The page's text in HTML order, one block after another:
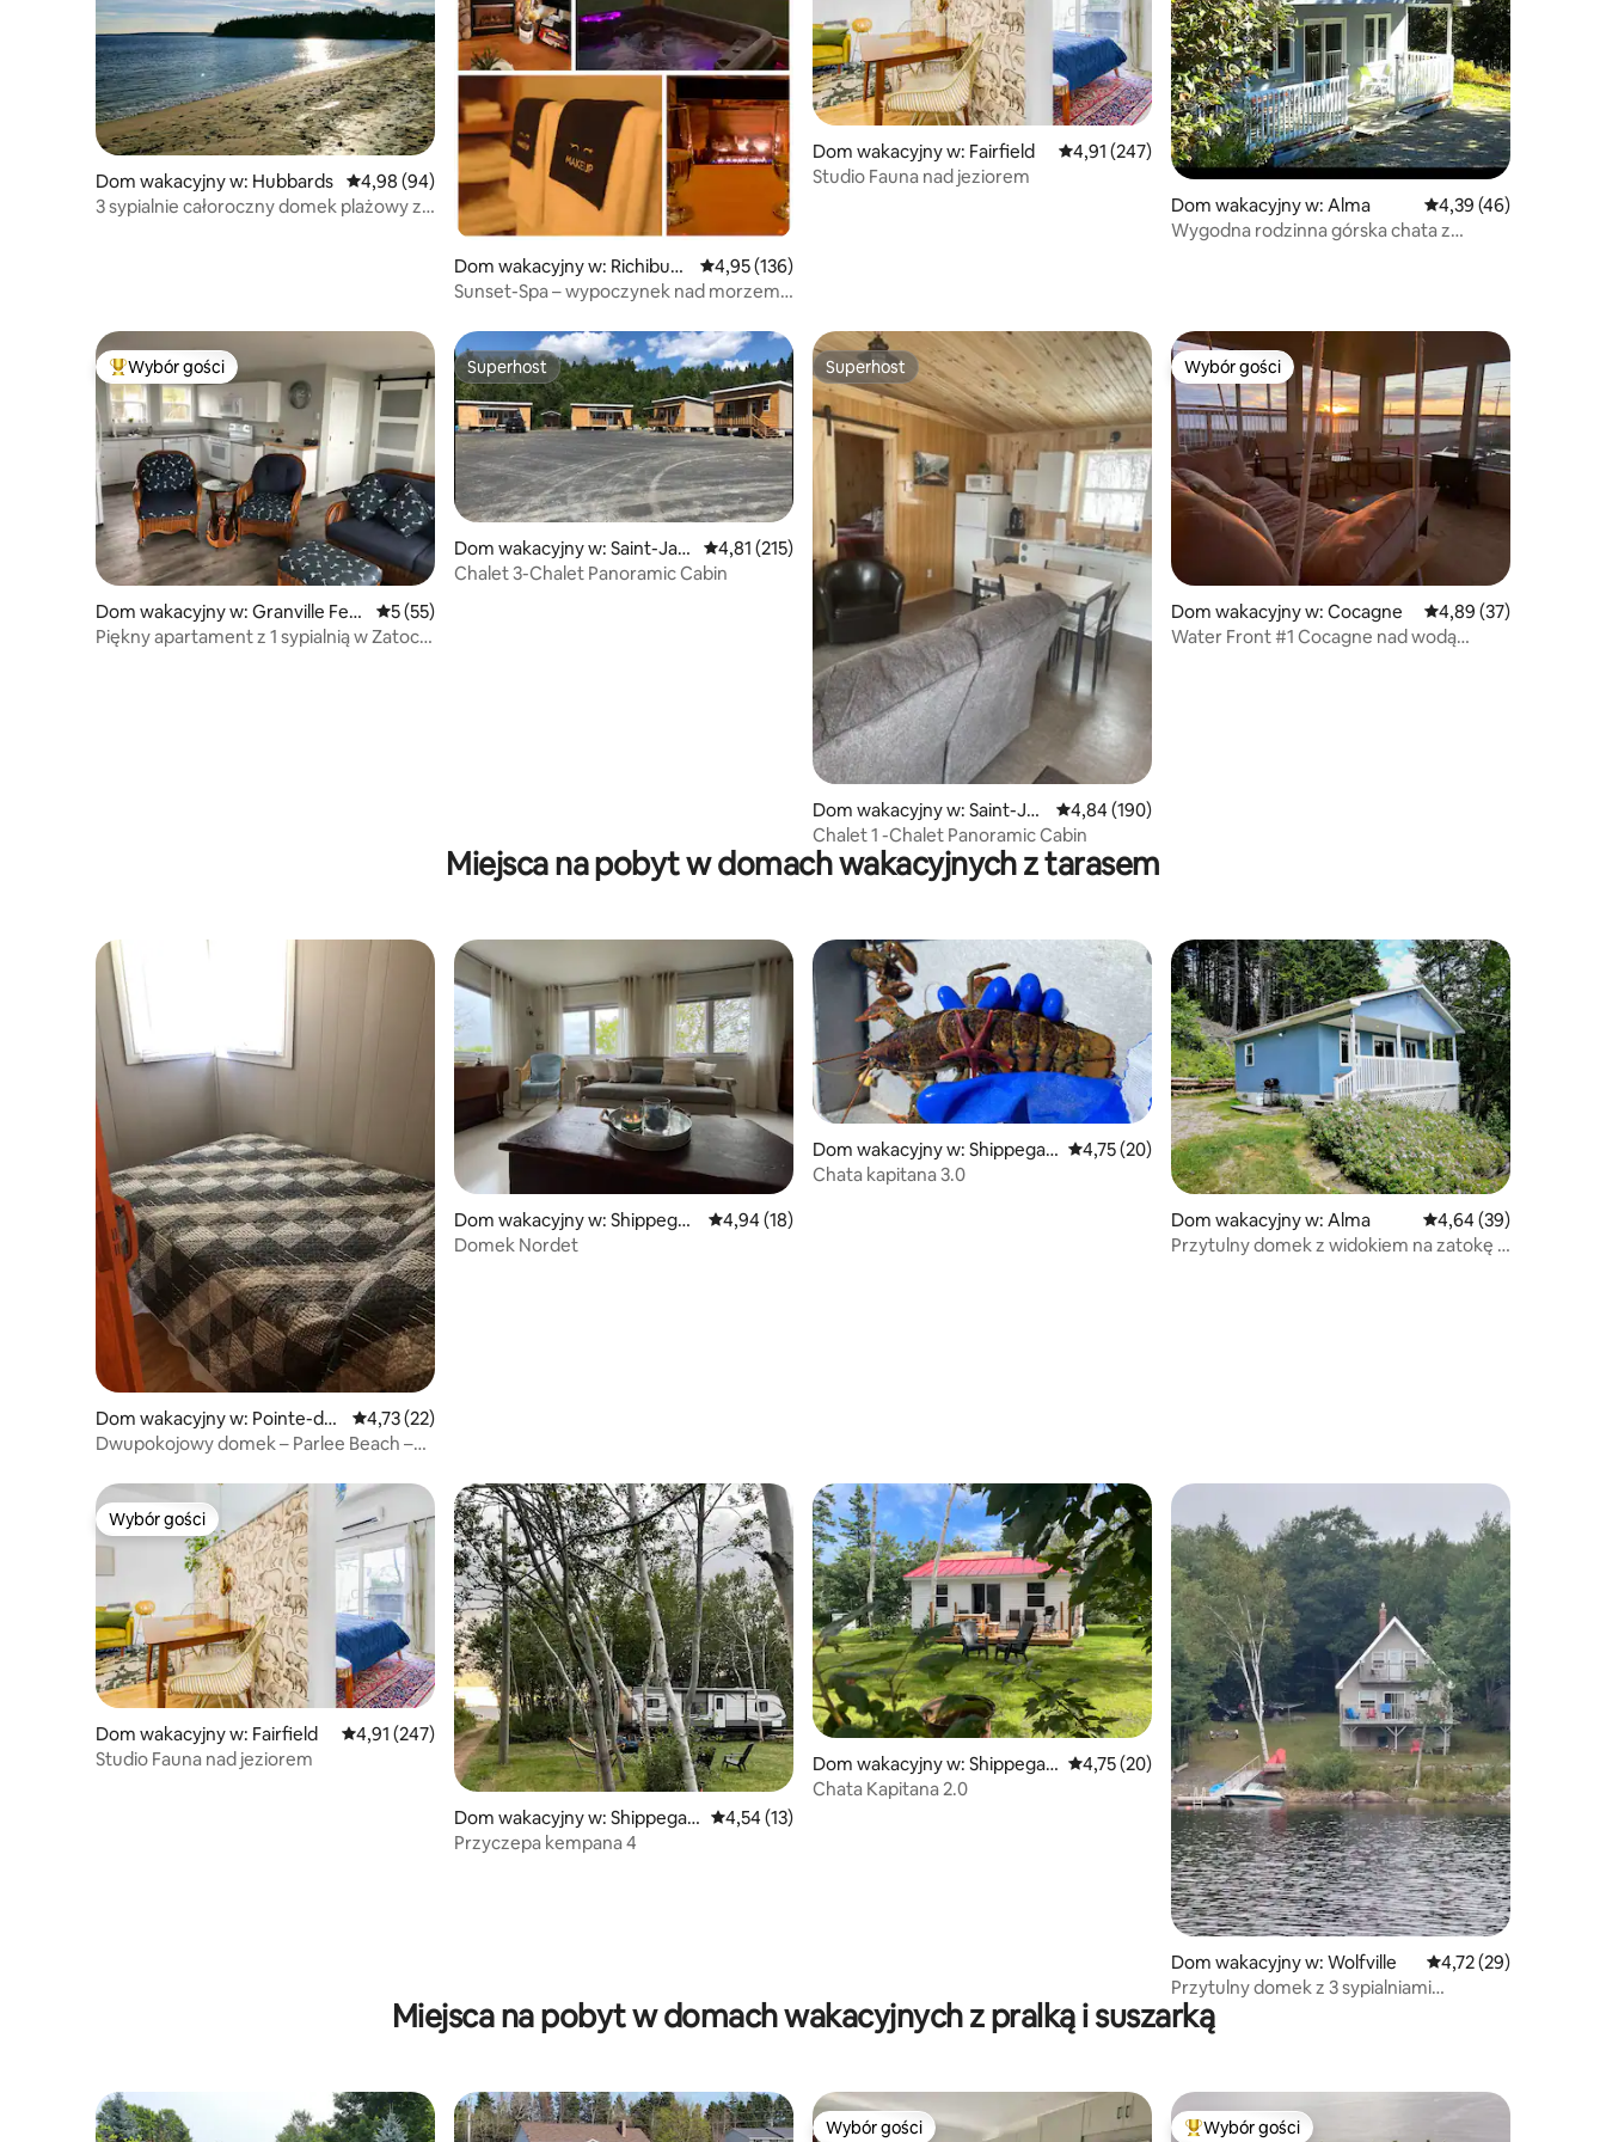
Dom wakacyjny w: Hubbards Średnia ocena: 4,98 na 5, liczba recenzji: 94
4,98 (94)
3 sypialnie całoroczny domek plażowy z
Dom wakacyjny w: Richibuct
o
Średnia ocena: 4,95 na 5, liczba recenzji: 136
4,95 (136)
Sunset-Spa – wypoczynek nad morzem!
Dom wakacyjny w: Fairfield Średnia ocena: 4,91 na 5, liczba recenzji: 247
4,91 (247)
Studio Fauna nad jeziorem
Dom wakacyjny w: Alma
Średnia ocena: 4,39
4,39 (46)
Wygodna rodzinna górska chata z
Najpopularniejsze z kategorii Wybór gości
Wybór gości
Dom wakacyjny w: Granville Ferr
y
Średnia ocena: 5 na 5, liczba recenzji: 55
5 (55)
Piękny apartament z 1 sypialnią w Zatoce
Superhost
Superhost
Dom wakacyjny w: Saint-Jac
ques Parish
Średnia ocena: 4,81 na 5, liczba recenzji: 215
4,81 (215)
Chalet 3-Chalet Panoramic Cabin
Superhost
Superhost
Dom wakacyjny w: Saint-Jac
ques Parish
Średnia ocena: 4,84 na 5, liczba recenzji: 190
4,84 (190)
Chalet 1 -Chalet Panoramic Cabin
Wybór gości
Wybór gości
Dom wakacyjny w: Cocagne Średnia ocena: 4,89
4,89 (37)
Water Front #1 Cocagne nad wodą
Miejsca na pobyt w domach wakacyjnych z tarasem
Dom wakacyjny w: Pointe-du-
Chêne
Średnia ocena: 4,73 na 5, liczba recenzji: 22
4,73 (22)
Dwupokojowy domek – Parlee Beach –
Dom wakacyjny w: Shippegan
Parish
Średnia ocena: 4,94 na 5, liczba recenzji: 18
4,94 (18)
Domek Nordet
Dom wakacyjny w: Shippegan
Parish
Średnia ocena: 4,75 na 5, liczba recenzji: 20
4,75 (20)
Chata kapitana 3.0
Dom wakacyjny w: Alma
Średnia ocena: 4,64
4,64 (39)
Przytulny domek z widokiem na zatokę –
Wybór gości
Wybór gości
Dom wakacyjny w: Fairfield Średnia ocena: 4,91 na 5, liczba recenzji: 247
4,91 (247)
Studio Fauna nad jeziorem
Dom wakacyjny w: Shippegan
Parish
Średnia ocena: 4,54 na 5, liczba recenzji: 13
4,54 (13)
Przyczepa kempana 4
Dom wakacyjny w: Shippegan
Parish
Średnia ocena: 4,75 na 5, liczba recenzji: 20
4,75 (20)
Chata Kapitana 2.0
Dom wakacyjny w: Wolfville Średnia ocena: 4,72
4,72 (29)
Przytulny domek z 3 sypialniami
i pięknym widokiem na jezioro
Miejsca na pobyt w domach wakacyjnych z pralką i suszarką
Wybór gości
Wybór gości Najpopularniejsze z kategorii Wybór gości
Wybór gości